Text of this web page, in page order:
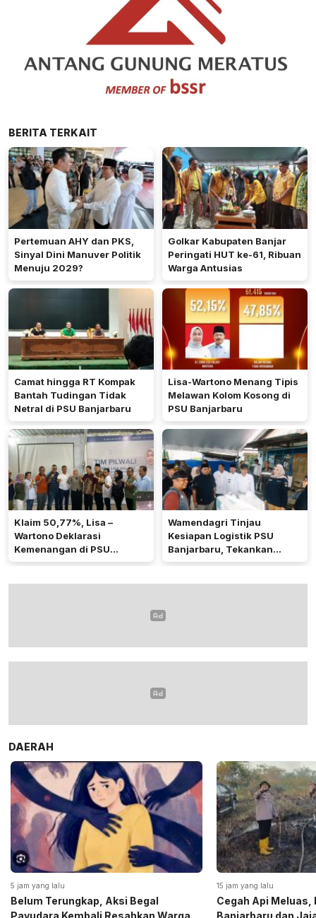
BERITA TERKAIT
Pertemuan AHY dan PKS,
Sinyal Dini Manuver Politik
Menuju 2029?
Golkar Kabupaten Banjar
Peringati HUT ke-61, Ribuan
Warga Antusias​
Camat hingga RT Kompak
Bantah Tudingan Tidak
Netral di PSU Banjarbaru
Lisa-Wartono Menang Tipis
Melawan Kolom Kosong di
PSU Banjarbaru
Klaim 50,77%, Lisa –
Wartono Deklarasi
Kemenangan di PSU
Banjarbaru
Wamendagri Tinjau
Kesiapan Logistik PSU
Banjarbaru, Tekankan
Minimalkan Gugatan
DAERAH
5 jam yang lalu
Belum Terungkap, Aksi Begal
Payudara Kembali Resahkan Warga
15 jam yang lalu
Cegah Api Meluas,
Banjarbaru dan